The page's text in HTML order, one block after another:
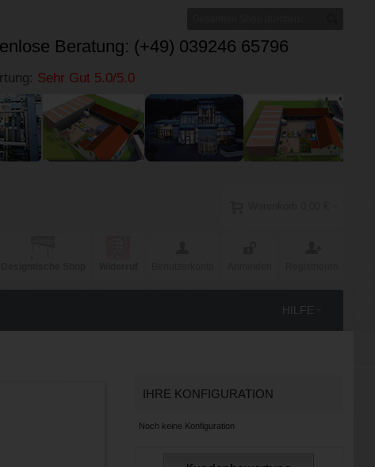
Beratung: (+49) 039246 65796
Sehr Gut 5.0/5.0
HILFE
IHRE KONFIGURATION
Noch keine Konfiguration